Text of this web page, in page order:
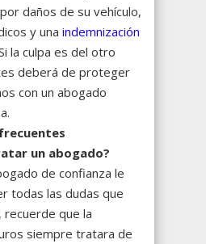
daños de su vehículo,
y una indemnización
la culpa es del otro
deberá de proteger
con un abogado
un abogado?
de confianza le
todas las dudas que
recuerde que la
siempre tratara de